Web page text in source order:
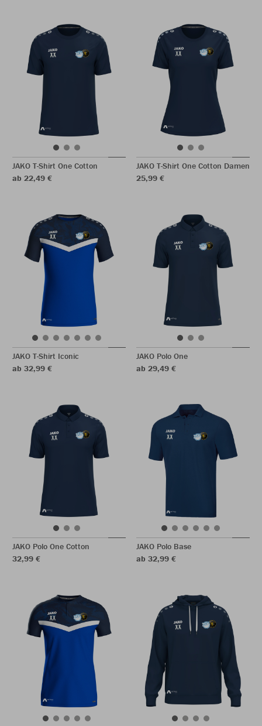
JAKO T-Shirt One Cotton
ab 22,49 €
JAKO T-Shirt One Cotton Damen
25,99 €
JAKO T-Shirt Iconic
ab 32,99 €
JAKO Polo One
ab 29,49 €
JAKO Polo One Cotton
32,99 €
JAKO Polo Base
ab 32,99 €